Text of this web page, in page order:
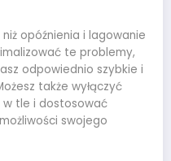
opóźnienia i lagowanie
te problemy,
odpowiednio szybkie i
także wyłączyć
w tle i dostosować
swojego